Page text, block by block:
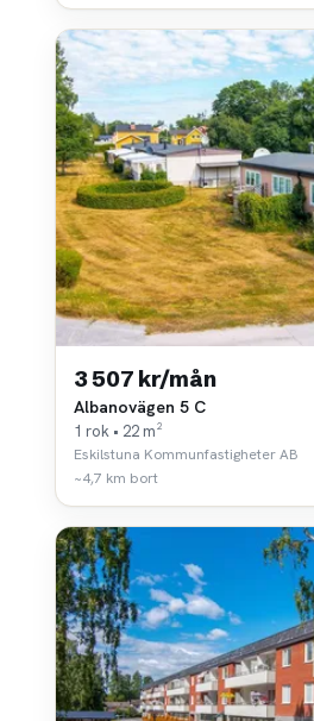
3 507 kr/mån
Albanovägen 5 C
1 rok • 22 m²
Eskilstuna Kommunfastigheter AB
~4,7 km bort